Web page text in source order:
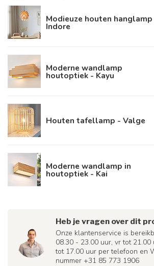
Modieuze houten hanglamp
Indore
Moderne wandlamp
houtoptiek - Kayu
Houten tafellamp - Valge
Moderne wandlamp in
houtoptiek - Kai
Heb je vragen over dit
Onze klantenservice is
08.30 - 23.00 uur, vr tot
tot 17.00 uur per telefoon en
nummer +31 85 773 1906